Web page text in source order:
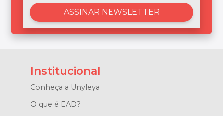
Institucional
Conheça a Unyleya
O que é EAD?